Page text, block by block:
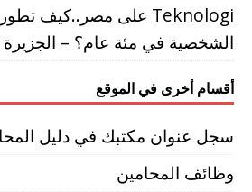
Teknologi على مصر..كيف
الشخصية في مئة عام؟ –
أقسام أخرى في الموقع
سجل عنوان مكتبك في دليل
وظائف المحامين